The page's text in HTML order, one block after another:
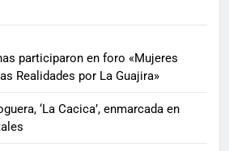
participaron en foro «Mujeres
Realidades por La Guajira»
‘La Cacica’, enmarcada en